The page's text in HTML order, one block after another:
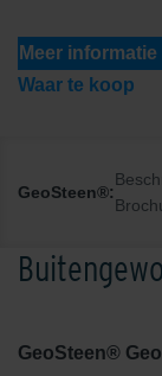
Meer
Waar te koop
GeoSteen®:
GeoSteen®